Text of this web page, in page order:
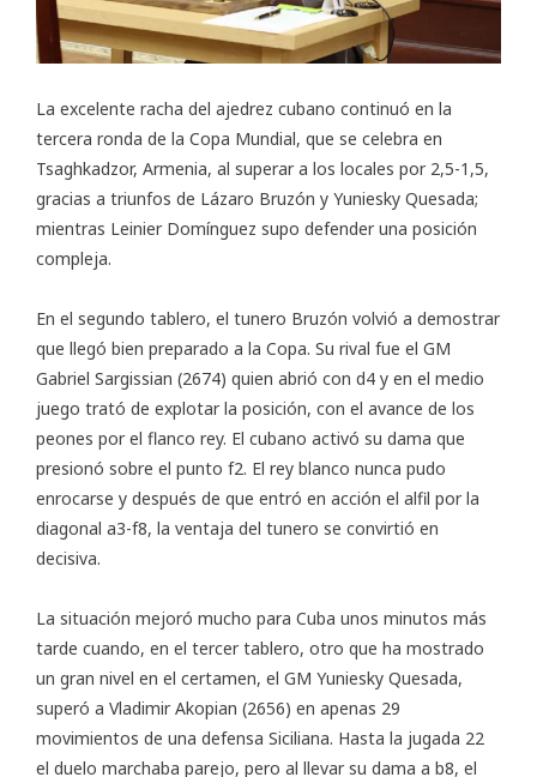
La excelente racha del ajedrez cubano continuó en la
tercera ronda de la Copa Mundial, que se celebra en
Tsaghkadzor, Armenia, al superar a los locales por 2,5-1,5,
gracias a triunfos de Lázaro Bruzón y Yuniesky Quesada;
mientras Leinier Domínguez supo defender una posición
compleja.
En el segundo tablero, el tunero Bruzón volvió a demostrar
que llegó bien preparado a la Copa. Su rival fue el GM
Gabriel Sargissian (2674) quien abrió con d4 y en el medio
juego trató de explotar la posición, con el avance de los
peones por el flanco rey. El cubano activó su dama que
presionó sobre el punto f2. El rey blanco nunca pudo
enrocarse y después de que entró en acción el alfil por la
diagonal a3-f8, la ventaja del tunero se convirtió en
decisiva.
La situación mejoró mucho para Cuba unos minutos más
tarde cuando, en el tercer tablero, otro que ha mostrado
un gran nivel en el certamen, el GM Yuniesky Quesada,
superó a Vladimir Akopian (2656) en apenas 29
movimientos de una defensa Siciliana. Hasta la jugada 22
el duelo marchaba parejo, pero al llevar su dama a b8, el